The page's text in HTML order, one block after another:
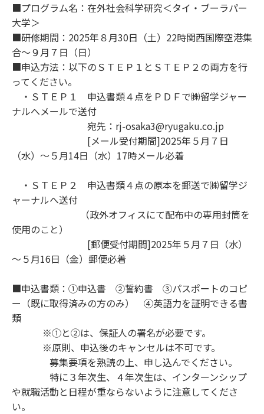
■プログラム名：在外社会科学研究＜タイ・ブーラパー
大学＞
■研修期間：2025年８月30日（土）22時関西国際空港集
合～９月７日（日）
■申込方法：以下のＳＴＥＰ１とＳＴＥＰ２の両方を行
ってください。
・ＳＴＥＰ１ 申込書類４点をＰＤＦで㈱留学ジャー
ナルへメールで送付
宛先：rj-osaka3@ryugaku.co.jp
[メール受付期間]2025年５月７日
（水）～５月14日（水）17時メール必着
・ＳＴＥＰ２ 申込書類４点の原本を郵送で㈱留学ジ
ャーナルへ送付
（政外オフィスにて配布中の専用封筒を
使用のこと）
[郵便受付期間]2025年５月７日（水）
～５月16日（金）郵便必着
■申込書類：①申込書 ②誓約書 ③パスポートのコピ
ー（既に取得済みの方のみ） ④英語力を証明できる書
類
※①と②は、保証人の署名が必要です。
※原則、申込後のキャンセルは不可です。
募集要項を熟読の上、申し込んでください。
特に３年次生、４年次生は、インターンシップ
や就職活動と日程が重ならないように注意してくださ
い。